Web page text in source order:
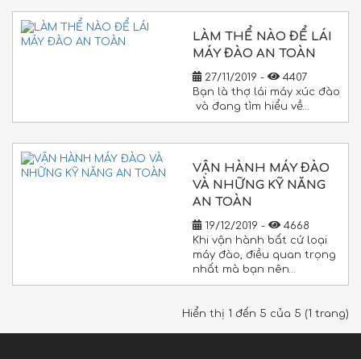
LÀM THỂ NÀO ĐỂ LÁI
MÁY ĐÀO AN TOÀN
27/11/2019 -
4407
Bạn là thợ lái máy xúc đào
và đang tìm hiểu về…
VẬN HÀNH MÁY ĐÀO
VÀ NHỮNG KỸ NĂNG
AN TOÀN
19/12/2019 -
4668
Khi vận hành bất cứ loại
máy đào, điều quan trọng
nhất mà bạn nên…
Hiển thị 1 đến 5 của 5 (1 trang)